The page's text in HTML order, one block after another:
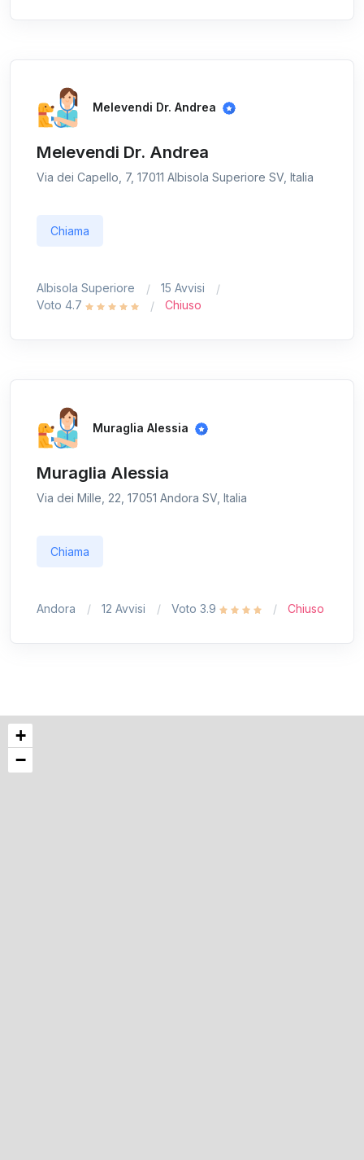
Melevendi Dr. Andrea
Melevendi Dr. Andrea
Via dei Capello, 7, 17011 Albisola Superiore SV, Italia
Chiama
Albisola Superiore
15 Avvisi
Voto 4.7
Chiuso
Muraglia Alessia
Muraglia Alessia
Via dei Mille, 22, 17051 Andora SV, Italia
Chiama
Andora 12 Avvisi Voto 3.9 Chiuso
+
−